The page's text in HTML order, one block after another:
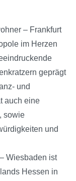
– Frankfurt
im Herzen
geprägt
und
auch eine
sowie
und
Wiesbaden ist
Hessen in